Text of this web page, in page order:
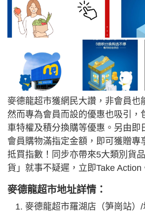
麥德龍超市獲網民大讚，非會員也
然而專為會員而設的優惠也吸引，
車特權及積分換購等優惠。另由即
會員購物滿指定金額，即可獲贈專
抵買指數！同步亦帶來5大類別貨
貨」就事不疑遲，立即Take Action
麥德龍超市地址詳情：
麥德龍超市羅湖店（笋崗站）